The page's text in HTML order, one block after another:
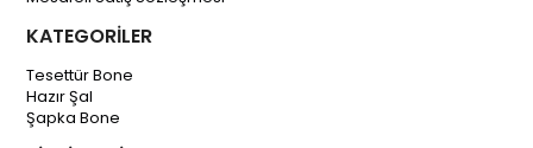
KATEGORİLER
Tesettür Bone
Hazır Şal
Şapka Bone